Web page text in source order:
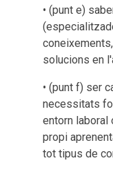
• (punt e)
solucions en
• (punt f) ser
necessitats
entorn
propi
tot tipus de